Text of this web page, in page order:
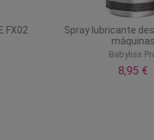
FX02
Spray lubricante
máquinas
Babyliss
8,95 €